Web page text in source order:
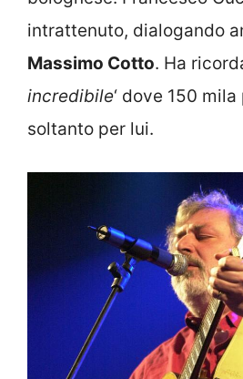
intrattenuto, dialogando
Massimo Cotto. Ha
incredibile‘ dove 150
soltanto per lui.